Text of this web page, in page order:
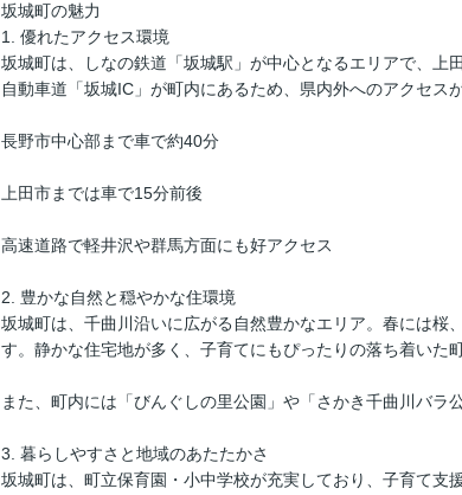
坂城町の魅力
1. 優れたアクセス環境
坂城町は、しなの鉄道「坂城駅」が中心となるエリアで、
自動車道「坂城IC」が町内にあるため、県内外へのアクセス
長野市中心部まで車で約40分
上田市までは車で15分前後
高速道路で軽井沢や群馬方面にも好アクセス
2. 豊かな自然と穏やかな住環境
坂城町は、千曲川沿いに広がる自然豊かなエリア。春には
す。静かな住宅地が多く、子育てにもぴったりの落ち着いた
また、町内には「びんぐしの里公園」や「さかき千曲川バ
3. 暮らしやすさと地域のあたたかさ
坂城町は、町立保育園・小中学校が充実しており、子育て